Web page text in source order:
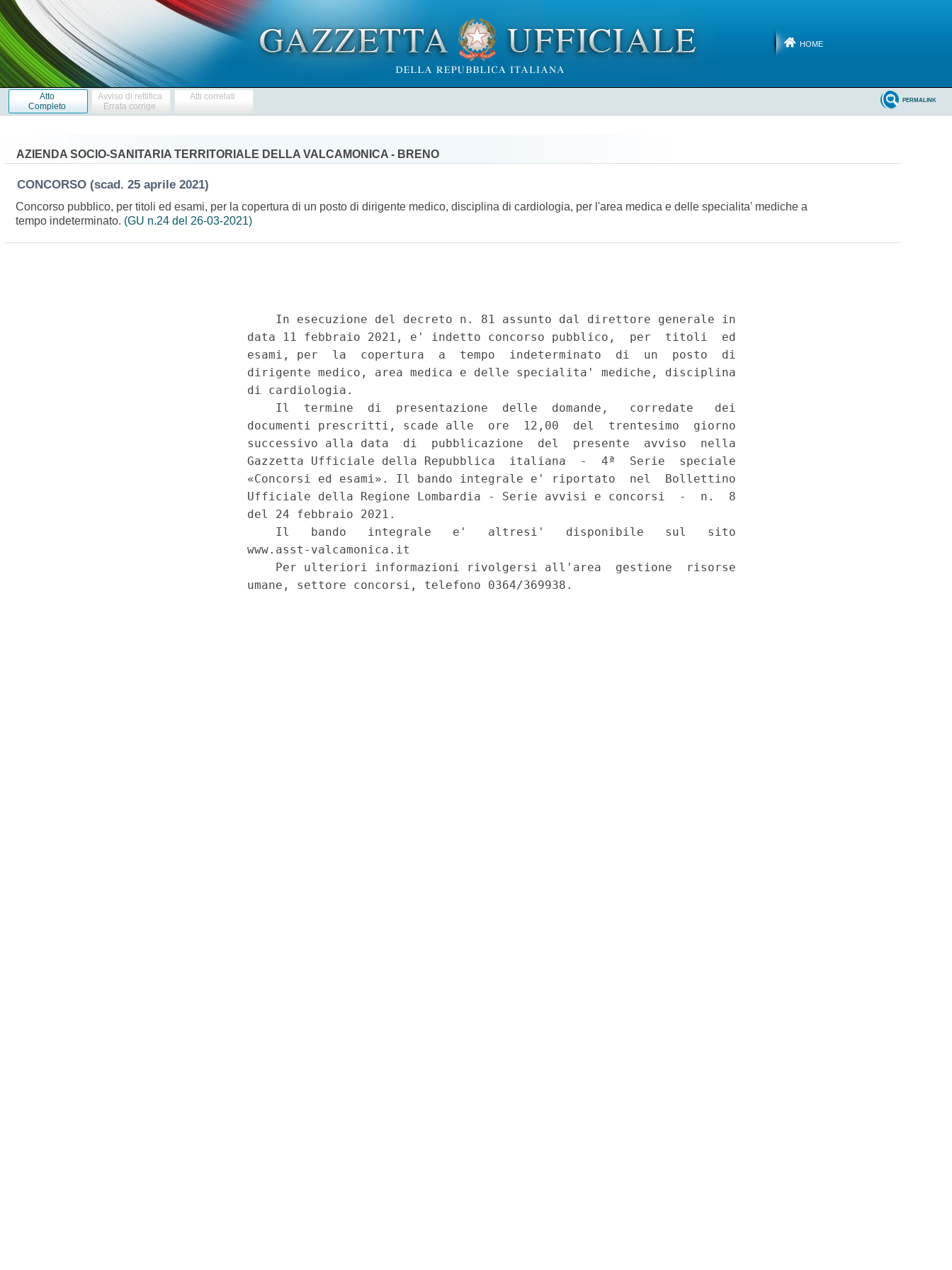
HOME
Atto
Completo
Avviso di rettifica
Errata corrige
Atti correlati PERMALINK
AZIENDA SOCIO-SANITARIA TERRITORIALE DELLA VALCAMONICA - BRENO
CONCORSO (scad. 25 aprile 2021)
Concorso pubblico, per titoli ed esami, per la copertura di un posto di dirigente medico, disciplina di cardiologia, per l'area medica e delle specialita' mediche a
tempo indeterminato. (GU n.24 del 26-03-2021)